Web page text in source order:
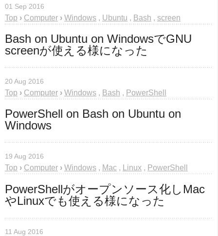
01 Sep 2016
Top › Computer › Windows , Ubuntu , Bash , screen
Bash on Ubuntu on WindowsでGNU
screenが使える様になった
20 Aug 2016
Top › Computer › Windows , Bash , PowerShell
PowerShell on Bash on Ubuntu on
Windows
19 Aug 2016
Top › Computer › Windows , Mac , Linux , PowerShell
PowerShellがオープンソース化しMac
やLinuxでも使える様になった
11 Aug 2016